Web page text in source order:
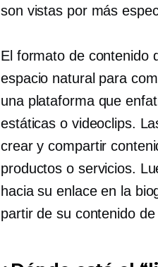
son vistas por más
El formato de contenido
espacio natural para
una plataforma que
estáticas o videoclips.
crear y compartir
productos o servicios.
hacia su enlace en la
partir de su contenido